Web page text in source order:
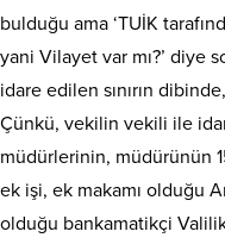
bulduğu ama ‘TUİK
yani Vilayet var mı?’ diye
idare edilen sınırın
Çünkü, vekilin vekili ile
müdürlerinin, müdürünün
ek işi, ek makamı olduğu
olduğu bankamatikçi